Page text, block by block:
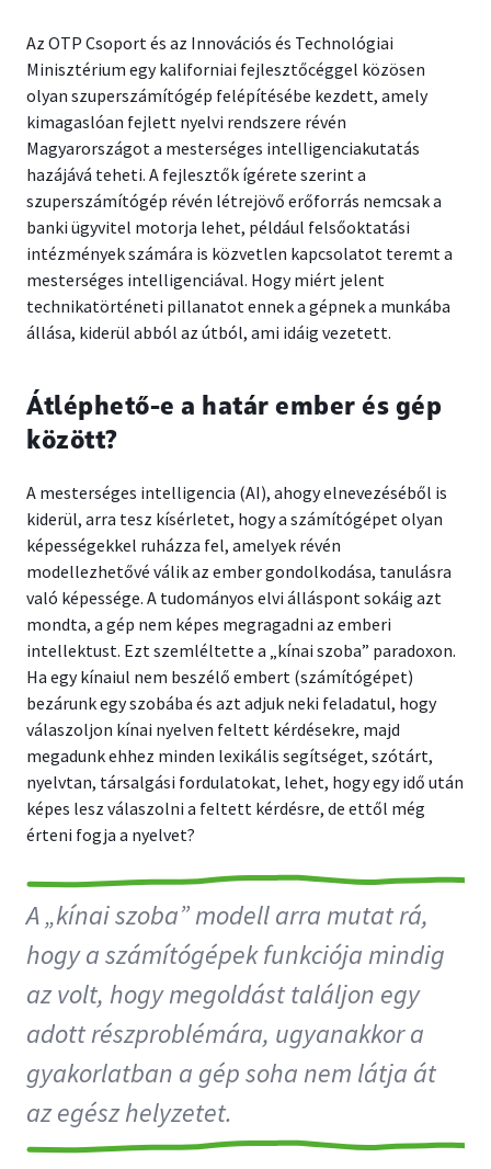
Az OTP Csoport és az Innovációs és Technológiai
Minisztérium egy kaliforniai fejlesztőcéggel közösen
olyan szuperszámítógép felépítésébe kezdett, amely
kimagaslóan fejlett nyelvi rendszere révén
Magyarországot a mesterséges intelligenciakutatás
hazájává teheti. A fejlesztők ígérete szerint a
szuperszámítógép révén létrejövő erőforrás nemcsak a
banki ügyvitel motorja lehet, például felsőoktatási
intézmények számára is közvetlen kapcsolatot teremt a
mesterséges intelligenciával. Hogy miért jelent
technikatörténeti pillanatot ennek a gépnek a munkába
állása, kiderül abból az útból, ami idáig vezetett.
Átléphető-e a határ ember és gép
között?
A mesterséges intelligencia (AI), ahogy elnevezéséből is
kiderül, arra tesz kísérletet, hogy a számítógépet olyan
képességekkel ruházza fel, amelyek révén
modellezhetővé válik az ember gondolkodása, tanulásra
való képessége. A tudományos elvi álláspont sokáig azt
mondta, a gép nem képes megragadni az emberi
intellektust. Ezt szemléltette a „kínai szoba” paradoxon.
Ha egy kínaiul nem beszélő embert (számítógépet)
bezárunk egy szobába és azt adjuk neki feladatul, hogy
válaszoljon kínai nyelven feltett kérdésekre, majd
megadunk ehhez minden lexikális segítséget, szótárt,
nyelvtan, társalgási fordulatokat, lehet, hogy egy idő után
képes lesz válaszolni a feltett kérdésre, de ettől még
érteni fogja a nyelvet?
A „kínai szoba” modell arra mutat rá,
hogy a számítógépek funkciója mindig
az volt, hogy megoldást találjon egy
adott részproblémára, ugyanakkor a
gyakorlatban a gép soha nem látja át
az egész helyzetet.